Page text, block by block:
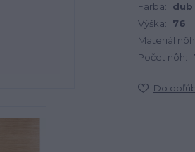
Farba:
dub
Výška:
76
Materiál
Počet nôh:
Do